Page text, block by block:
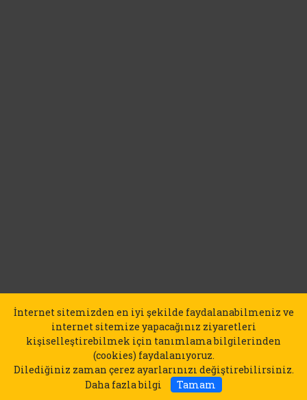
İnternet sitemizden en iyi şekilde faydalanabilmeniz ve
internet sitemize yapacağınız ziyaretleri
kişiselleştirebilmek için tanımlama bilgilerinden
(cookies) faydalanıyoruz.
Dilediğiniz zaman çerez ayarlarınızı değiştirebilirsiniz.
Daha fazla bilgi
Tamam